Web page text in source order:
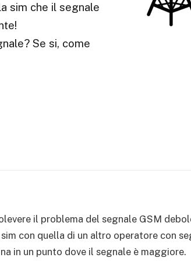
sim che il segnale
Se si, come
il problema del segnale GSM
con quella di un altro operatore con
in un punto dove il segnale è maggiore.